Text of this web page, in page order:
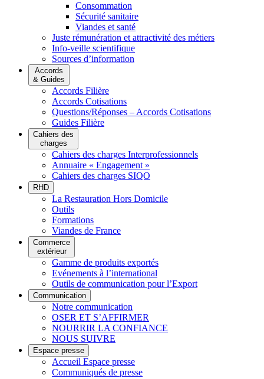
Consommation
Sécurité sanitaire
Viandes et santé
Juste rémunération et attractivité des métiers
Info-veille scientifique
Sources d’information
Accords
& Guides
Accords Filière
Accords Cotisations
Questions/Réponses – Accords Cotisations
Guides Filière
Cahiers des
charges
Cahiers des charges Interprofessionnels
Annuaire « Engagement »
Cahiers des charges SIQO
RHD
La Restauration Hors Domicile
Outils
Formations
Viandes de France
Commerce
extérieur
Gamme de produits exportés
Evénements à l’international
Outils de communication pour l’Export
Communication
Notre communication
OSER ET S’AFFIRMER
NOURRIR LA CONFIANCE
NOUS SUIVRE
Espace presse
Accueil Espace presse
Communiqués de presse